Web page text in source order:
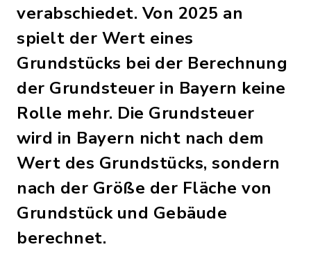
verabschiedet. Von 2025 an
spielt der Wert eines
Grundstücks bei der Berechnung
der Grundsteuer in Bayern keine
Rolle mehr. Die Grundsteuer
wird in Bayern nicht nach dem
Wert des Grundstücks, sondern
nach der Größe der Fläche von
Grundstück und Gebäude
berechnet.